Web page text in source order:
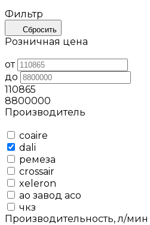
Фильтр
Сбросить
Розничная цена
от
до
110865
8800000
Производитель
coaire
dali
ремеза
crossair
xeleron
ао завод асо
чкз
Производительность, л/мин